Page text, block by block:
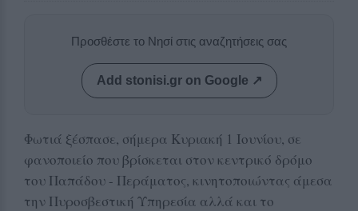
Προσθέστε το Νησί στις αναζητήσεις σας
Add stonisi.gr on Google ↗
Φωτιά ξέσπασε, σήμερα Κυριακή 1 Ιουνίου, σε
φανοποιείο που βρίσκεται στον κεντρικό δρόμο
του Παπάδου - Περάματος, κινητοποιώντας άμεσα
την Πυροσβεστική Υπηρεσία αλλά και το